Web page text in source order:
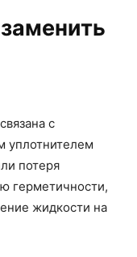
с
уплотнителем
потеря
герметичности,
жидкости на